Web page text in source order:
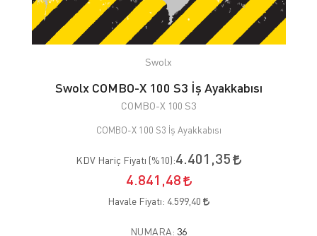
Swolx
Swolx COMBO-X 100 S3 İş Ayakkabısı
COMBO-X 100 S3
COMBO-X 100 S3 İş Ayakkabısı
KDV Hariç Fiyatı (%10):4.401,35
4.841,48
Havale Fiyatı: 4.599,40
NUMARA: 36